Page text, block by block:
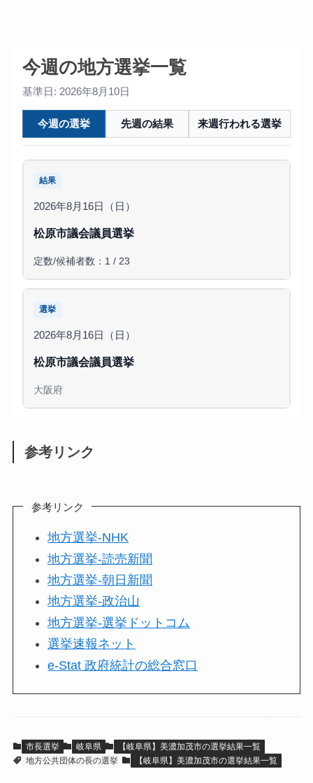
今週の地方選挙一覧
基準日: 2026年8月10日
今週の選挙 先週の結果 来週行われる選挙
結果
2026年8月16日（日）
松原市議会議員選挙
定数/候補者数：1 / 23
選挙
2026年8月16日（日）
松原市議会議員選挙
大阪府
参考リンク
参考リンク
地方選挙-NHK
地方選挙-読売新聞
地方選挙-朝日新聞
地方選挙-政治山
地方選挙-選挙ドットコム
選挙速報ネット
e-Stat 政府統計の総合窓口
市長選挙 岐阜県
【岐阜県】美濃加茂市の選挙結果一覧
地方公共団体の長の選挙
【岐阜県】美濃加茂市の選挙結果一覧